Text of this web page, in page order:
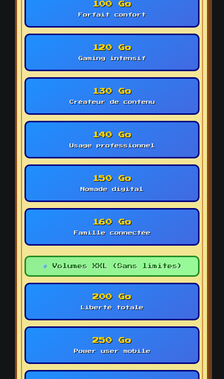
100 Go
Forfait confort
120 Go
Gaming intensif
130 Go
Créateur de contenu
140 Go
Usage professionnel
150 Go
Nomade digital
160 Go
Famille connectée
Volumes XXL (Sans limites)
200 Go
Liberté totale
250 Go
Power user mobile